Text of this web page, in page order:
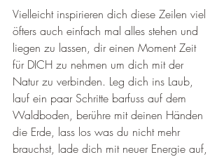
Vielleicht inspirieren dich diese Zeilen viel
öfters auch einfach mal alles stehen und
liegen zu lassen, dir einen Moment Zeit
für DICH zu nehmen um dich mit der
Natur zu verbinden. Leg dich ins Laub,
lauf ein paar Schritte barfuss auf dem
Waldboden, berühre mit deinen Händen
die Erde, lass los was du nicht mehr
brauchst, lade dich mit neuer Energie auf,